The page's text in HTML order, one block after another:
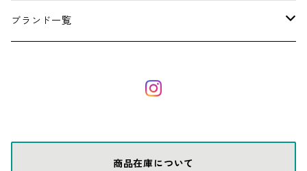
アンダーウェア
グローブ
エアーフレッシュナー
ブランド一覧
BEHRENS
商品在庫について